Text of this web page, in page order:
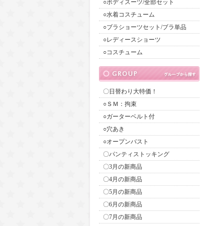
○ボディスーツ/全部セット
○水着コスチューム
○ブラショーツセット/ブラ単品
○レディースショーツ
○コスチューム
〇日替わり大特価！
○ＳＭ：拘束
○ガーターベルト付
○穴あき
○オープンバスト
〇パンティストッキング
〇3月の新商品
〇4月の新商品
〇5月の新商品
〇6月の新商品
〇7月の新商品